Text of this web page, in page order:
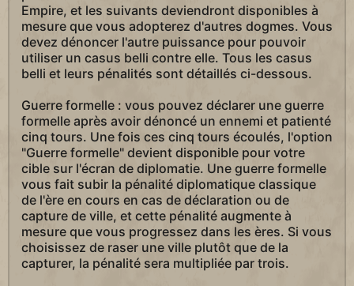
Empire, et les suivants deviendront disponibles à
mesure que vous adopterez d'autres dogmes. Vous
devez dénoncer l'autre puissance pour pouvoir
utiliser un casus belli contre elle. Tous les casus
belli et leurs pénalités sont détaillés ci-dessous.
Guerre formelle : vous pouvez déclarer une guerre
formelle après avoir dénoncé un ennemi et patienté
cinq tours. Une fois ces cinq tours écoulés, l'option
"Guerre formelle" devient disponible pour votre
cible sur l'écran de diplomatie. Une guerre formelle
vous fait subir la pénalité diplomatique classique
de l'ère en cours en cas de déclaration ou de
capture de ville, et cette pénalité augmente à
mesure que vous progressez dans les ères. Si vous
choisissez de raser une ville plutôt que de la
capturer, la pénalité sera multipliée par trois.